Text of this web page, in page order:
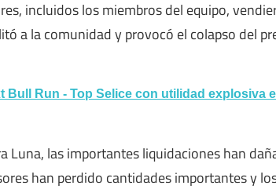
incluidos los miembros del equipo,
a la comunidad y provocó el colapso del
Bull Run - Top Selice con utilidad explosiva
Luna, las importantes liquidaciones han
han perdido cantidades importantes y